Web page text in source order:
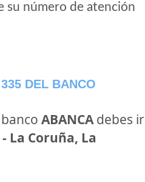
su número de atención
DEL BANCO
ABANCAdebes ir
La Coruña, La